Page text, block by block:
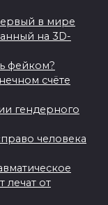
в мире
на 3D-
фейком?
счёте
гендерного
человека
лечат от